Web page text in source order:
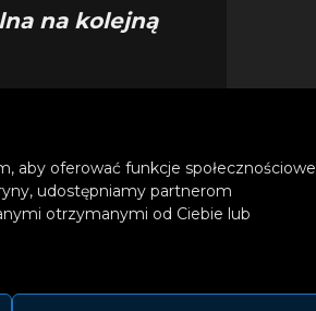
aby oferować funkcje społecznościowe
udostępniamy partnerom
otrzymanymi od Ciebie lub
na kolejną